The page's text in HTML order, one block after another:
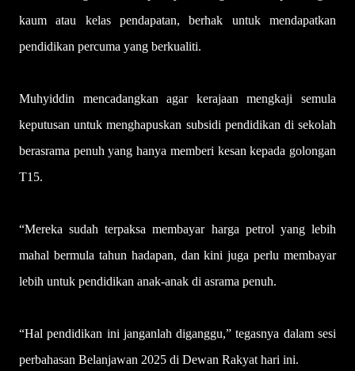
kaum atau kelas pendapatan, berhak untuk mendapatkan
pendidikan percuma yang berkualiti.
Muhyiddin mencadangkan agar kerajaan mengkaji semula
keputusan untuk menghapuskan subsidi pendidikan di sekolah
berasrama penuh yang hanya memberi kesan kepada golongan
T15.
“Mereka sudah terpaksa membayar harga petrol yang lebih
mahal bermula tahun hadapan, dan kini juga perlu membayar
lebih untuk pendidikan anak-anak di asrama penuh.
“Hal pendidikan ini janganlah diganggu,” tegasnya dalam sesi
perbahasan Belanjawan 2025 di Dewan Rakyat hari ini.